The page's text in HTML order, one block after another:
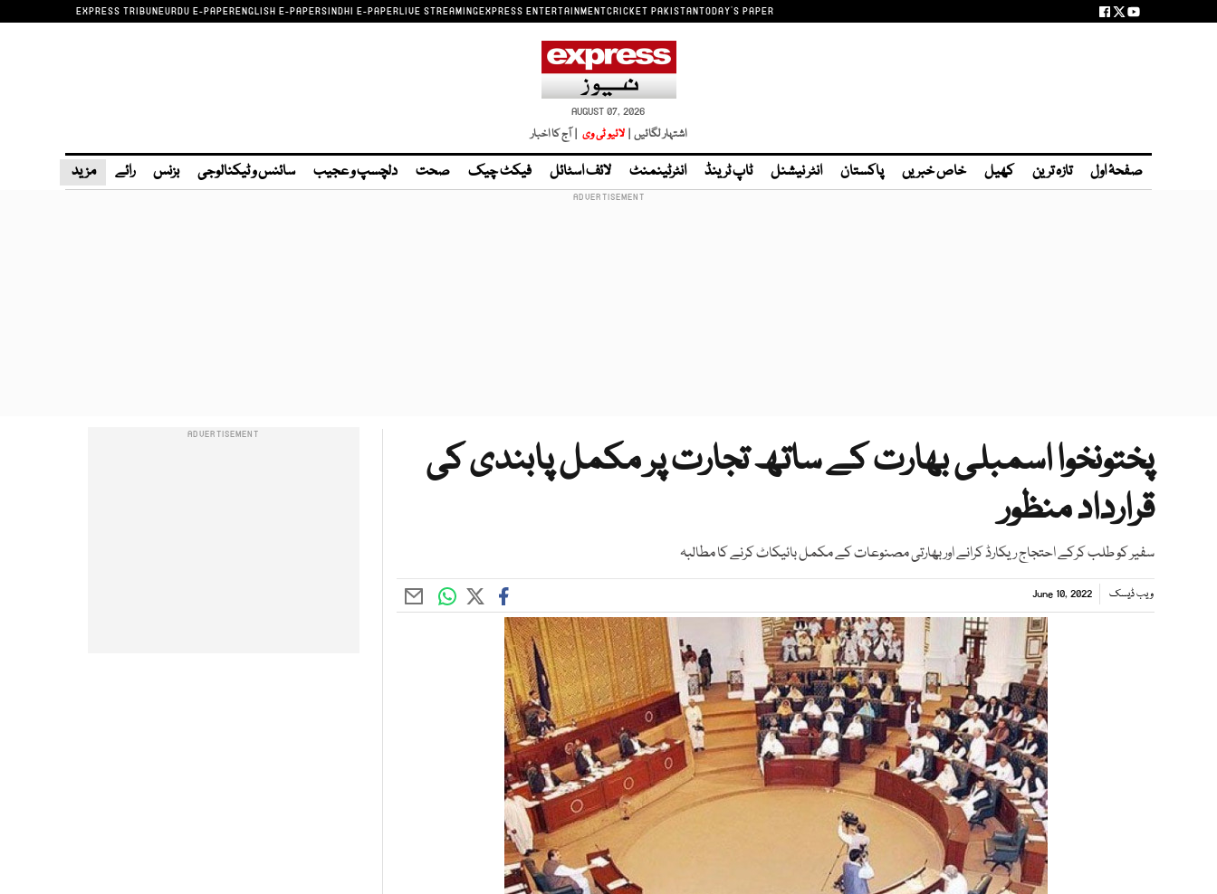
EXPRESS TRIBUNEURDU E-PAPERENGLISH E-PAPERSINDHI E-PAPERLIVE STREAMINGEXPRESS ENTERTAINMENTCRICKET PAKISTANTODAY'S PAPER
AUGUST 07, 2026
اشتہار لگائیں | لائیو ٹی وی | آج کا اخبار
صفحۂ اول تازہ ترین کھیل خاص خبریں پاکستان انٹر نیشنل ٹاپ ٹرینڈ انٹرٹینمنٹ لائف اسٹائل فیکٹ چیک صحت دلچسپ و عجیب سائنس و ٹیکنالوجی بزنس رائے مزید
پختونخوا اسمبلی بھارت کے ساتھ تجارت پر مکمل پابندی کی
قرارداد منظور
سفیر کو طلب کرکے احتجاج ریکارڈ کرانے اور بھارتی مصنوعات کے مکمل بائیکاٹ کرنے کا مطالبہ
ویب ڈیسک June 10, 2022